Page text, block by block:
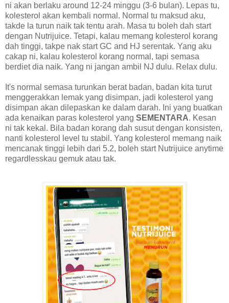
ni akan berlaku around 12-24 minggu (3-6 bulan). Lepas tu,
kolesterol akan kembali normal. Normal tu maksud aku,
takde la turun naik tak tentu arah. Masa tu boleh dah start
dengan Nutrijuice. Tetapi, kalau memang kolesterol korang
dah tinggi, takpe nak start GC and HJ serentak. Yang aku
cakap ni, kalau kolesterol korang normal, tapi semasa
berdiet dia naik. Yang ni jangan ambil NJ dulu. Relax dulu.
It's normal semasa turunkan berat badan, badan kita turut
menggerakkan lemak yang disimpan, jadi kolesterol yang
disimpan akan dilepaskan ke dalam darah. Ini yang buatkan
ada kenaikan paras kolesterol yang SEMENTARA. Kesan
ni tak kekal. Bila badan korang dah susut dengan konsisten,
nanti kolesterol level tu stabil. Yang kolesterol memang naik
mencanak tinggi lebih dari 5.2, boleh start Nutrijuice anytime
regardlesskau gemuk atau tak.